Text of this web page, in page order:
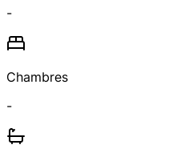
-
Chambres
-